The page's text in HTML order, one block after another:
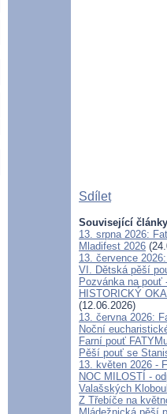
Sdílet
Související
13. srpna 2026:
Mladifest 2026
13. července
VI. Dětská pěší
Pozvánka na
HISTORICKÝ
(12.06.2026)
13. června 2026:
Noční
Farní pouť
Pěší pouť se
13. květen 2026 -
NOC MILOSTÍ -
Valašských
Z Třebíče na